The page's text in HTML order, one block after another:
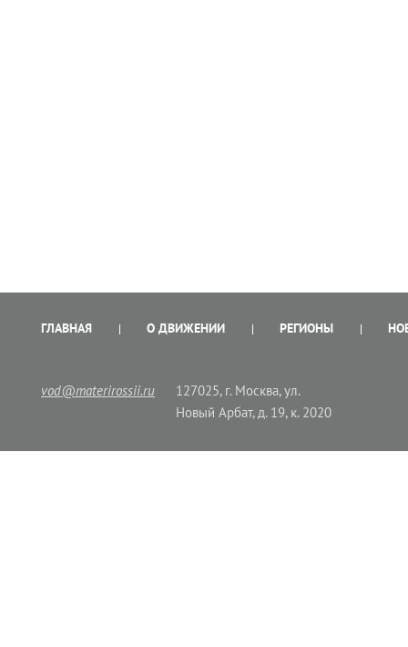
ГЛАВНАЯ О ДВИЖЕНИИ РЕГИОНЫ
vod@materirossii.ru
127025, г. Москва, ул.
Новый Арбат, д. 19, к. 2020